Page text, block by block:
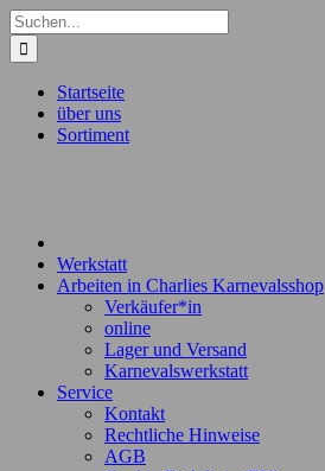
Zum
Inhalt
springen
Suche
nach:
Startseite
über uns
Sortiment
Werkstatt
Arbeiten in Charlies Karnevalsshop
Verkäufer*in
online
Lager und Versand
Karnevalswerkstatt
Service
Kontakt
Rechtliche Hinweise
AGB